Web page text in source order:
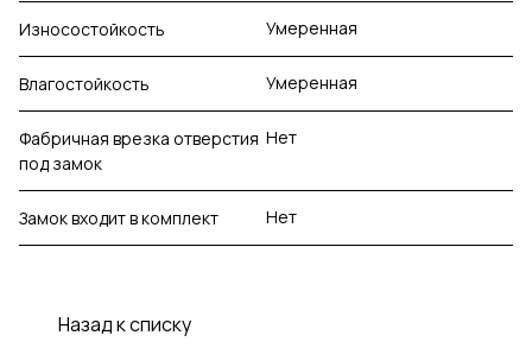
Износостойкость Умеренная
Влагостойкость Умеренная
Фабричная врезка отверстия
под замок
Нет
Замок входит в комплект Нет
Назад к списку